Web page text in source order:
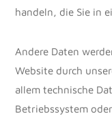
handeln, die Sie in
Andere Daten
Website durch
allem technische
Betriebssystem